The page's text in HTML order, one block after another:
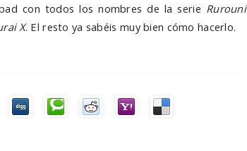
con todos los nombres de la serie Rurouni
X. El resto ya sabéis muy bien cómo hacerlo.